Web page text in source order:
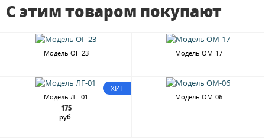
С этим товаром покупают
Модель ОГ-23 Модель ОМ-17
ХИТ
Модель ЛГ-01
175
руб.
Модель ОМ-06